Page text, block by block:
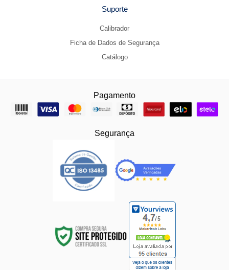
Suporte
Calibrador
Ficha de Dados de Segurança
Catálogo
Pagamento
Segurança